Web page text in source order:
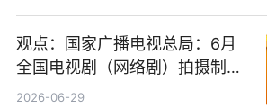
观点：国家广播电视总局：6月
全国电视剧（网络剧）拍摄制作
备案公示剧目197部
2026-06-29